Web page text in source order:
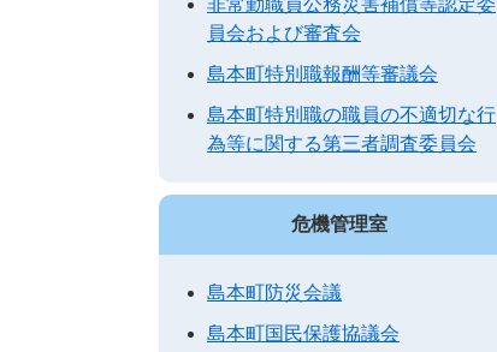
非常勤職員公務災害補償等認定委
員会および審査会
島本町特別職報酬等審議会
島本町特別職の職員の不適切な行
為等に関する第三者調査委員会
危機管理室
島本町防災会議
島本町国民保護協議会